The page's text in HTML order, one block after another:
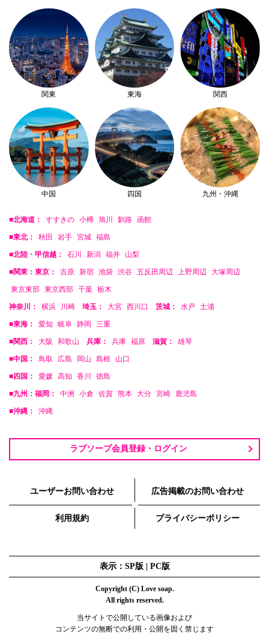
関東 東海 関西
中国 四国 九州・沖縄
■北海道： すすきの 小樽 旭川 釧路 函館
■東北： 秋田 岩手 宮城 福島
■北陸・甲信越： 石川 新潟 福井 山梨
■関東：東京： 吉原 新宿 池袋 渋谷 五反田周辺 上野周辺 大塚周辺
東京東部 東京西部 千葉 栃木
神奈川： 横浜 川崎 埼玉： 大宮 西川口 茨城： 水戸 土浦
■東海： 愛知 岐阜 静岡 三重
■関西： 大阪 和歌山 兵庫： 兵庫 福原 滋賀： 雄琴
■中国： 鳥取 広島 岡山 島根 山口
■四国： 愛媛 高知 香川 徳島
■九州：福岡： 中洲 小倉 佐賀 熊本 大分 宮崎 鹿児島
■沖縄： 沖縄
ラブソープ会員登録・ログイン
ユーザーお問い合わせ 広告掲載のお問い合わせ
利用規約 プライバシーポリシー
表示：SP版 | PC版
Copyright (C) Love soap.
All rights reserved.
当サイトで公開している画像および
コンテンツの無断での利用・公開を固く禁じます